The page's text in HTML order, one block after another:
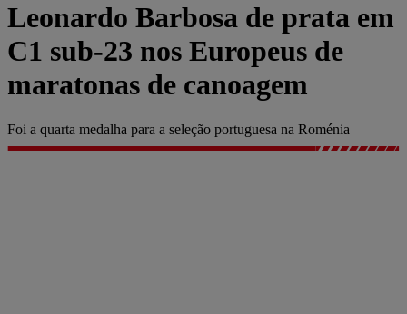
Leonardo Barbosa de prata em
C1 sub-23 nos Europeus de
maratonas de canoagem
Foi a quarta medalha para a seleção portuguesa na Roménia